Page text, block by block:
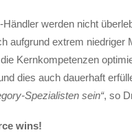
werden nicht
aufgrund extrem niedriger
Kernkompetenzen
dies auch dauerhaft
Spezialisten sein“, so
wins!